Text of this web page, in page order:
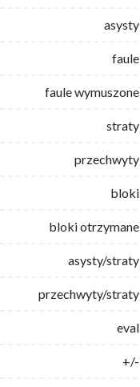
asysty
faule
faule wymuszone
straty
przechwyty
bloki
bloki otrzymane
asysty/straty
przechwyty/straty
eval
+/-
asysty
faule
faule wymuszone
straty
przechwyty
bloki
bloki otrzymane
asysty/straty
przechwyty/straty
eval
+/-